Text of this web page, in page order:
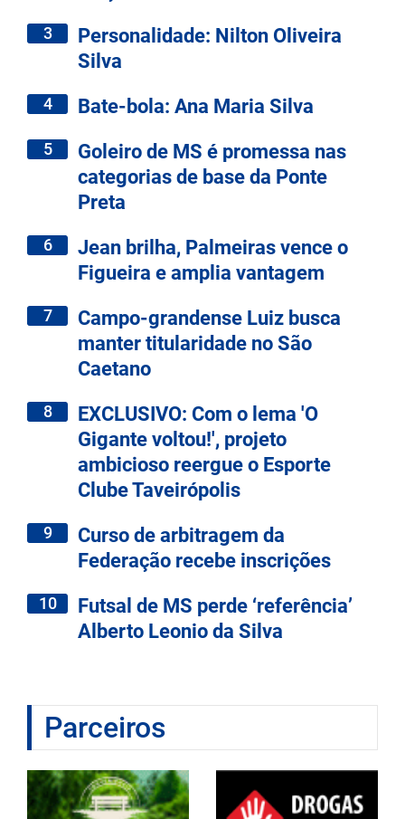
3
Personalidade: Nilton Oliveira
Silva
4 Bate-bola: Ana Maria Silva
5
Goleiro de MS é promessa nas
categorias de base da Ponte
Preta
6
Jean brilha, Palmeiras vence o
Figueira e amplia vantagem
7
Campo-grandense Luiz busca
manter titularidade no São
Caetano
8
EXCLUSIVO: Com o lema 'O
Gigante voltou!', projeto
ambicioso reergue o Esporte
Clube Taveirópolis
9
Curso de arbitragem da
Federação recebe inscrições
10
Futsal de MS perde ‘referência’
Alberto Leonio da Silva
Parceiros